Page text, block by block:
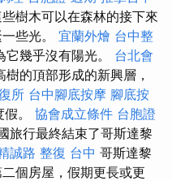
樹木可以在森林的接下來
些光。 宜蘭外燴 台中整
幾乎沒有陽光。 台北會
的頂部形成的新興層，
所 台中腳底按摩 腳底按
。 協會成立條件 台胞證
旅行最終結束了哥斯達黎
誠路 整復 台中 哥斯達黎
個房屋，假期更長或更